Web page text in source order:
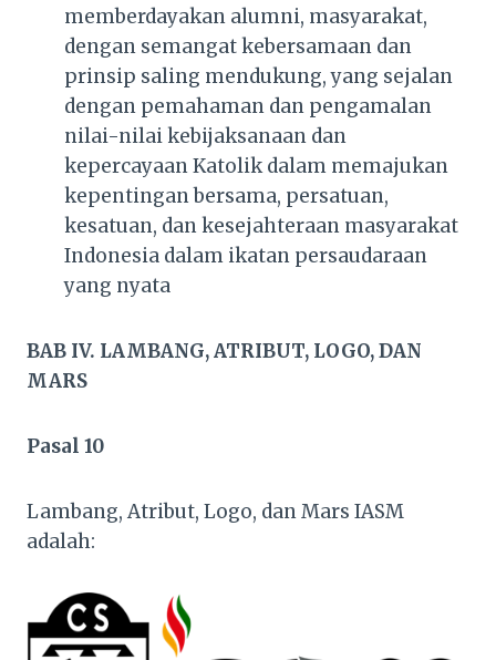
memberdayakan alumni, masyarakat,
dengan semangat kebersamaan dan
prinsip saling mendukung, yang sejalan
dengan pemahaman dan pengamalan
nilai-nilai kebijaksanaan dan
kepercayaan Katolik dalam memajukan
kepentingan bersama, persatuan,
kesatuan, dan kesejahteraan masyarakat
Indonesia dalam ikatan persaudaraan
yang nyata
BAB IV. LAMBANG, ATRIBUT, LOGO, DAN
MARS
Pasal 10
Lambang, Atribut, Logo, dan Mars IASM
adalah: